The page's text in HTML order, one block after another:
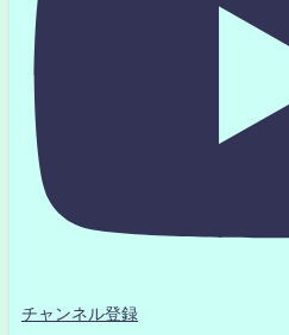
チャンネル登録